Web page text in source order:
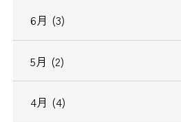
6月 (3)
5月 (2)
4月 (4)